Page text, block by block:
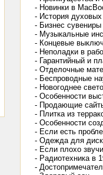
- Новинки в
- История
- Бизнес сувениры
- Музыкальные
- Концевые
- Неполадки в
- Гарантийный и
- Отделочные
- Беспроводные
- Новогоднее
- Особенности
- Продающие
- Плитка из
- Особенности
- Если есть
- Одежда для
- Если плохо
- Радиотехника в
-